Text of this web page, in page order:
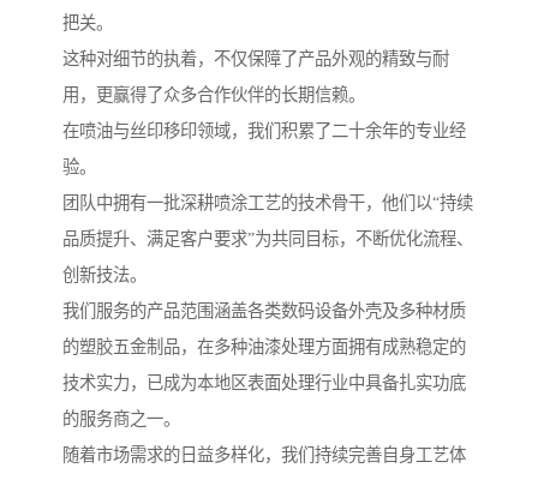
把关。
这种对细节的执着，不仅保障了产品外观的精致与耐
用，更赢得了众多合作伙伴的长期信赖。
在喷油与丝印移印领域，我们积累了二十余年的专业经
验。
团队中拥有一批深耕喷涂工艺的技术骨干，他们以“持续
品质提升、满足客户要求”为共同目标，不断优化流程、
创新技法。
我们服务的产品范围涵盖各类数码设备外壳及多种材质
的塑胶五金制品，在多种油漆处理方面拥有成熟稳定的
技术实力，已成为本地区表面处理行业中具备扎实功底
的服务商之一。
随着市场需求的日益多样化，我们持续完善自身工艺体